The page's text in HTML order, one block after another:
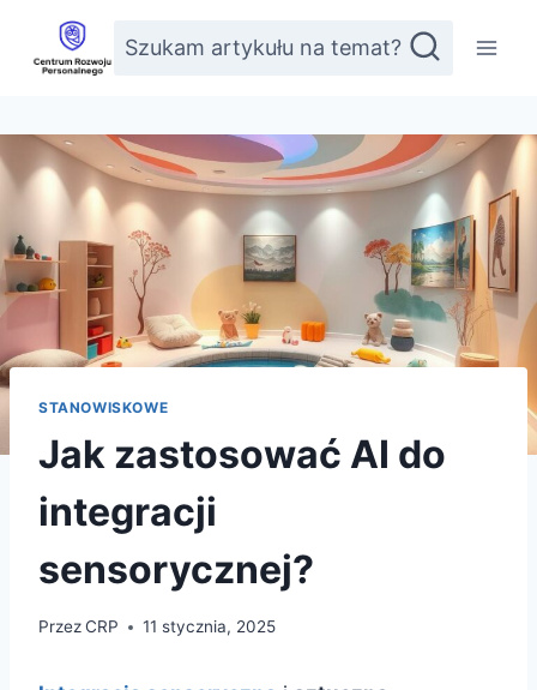
Przejdź
treści
Szukam artykułu na temat?
STANOWISKOWE
Jak zastosować AI do
integracji
sensorycznej?
PrzezCRP 11 stycznia, 2025